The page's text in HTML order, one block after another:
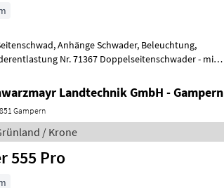
Anhänge Schwader, Beleuchtung,
Nr. 71367 Doppelseitenschwader - mit
Landtechnik GmbH - Gampern
Gampern
/ Krone
555 Pro